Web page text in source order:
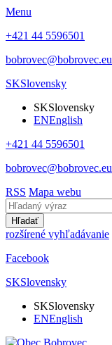
Menu
+421 44 5596501
bobrovec@bobrovec.eu
SKSlovensky
SKSlovensky
ENEnglish
+421 44 5596501
bobrovec@bobrovec.eu
RSS Mapa webu
Hľadať
rozšírené vyhľadávanie
Facebook
SKSlovensky
SKSlovensky
ENEnglish